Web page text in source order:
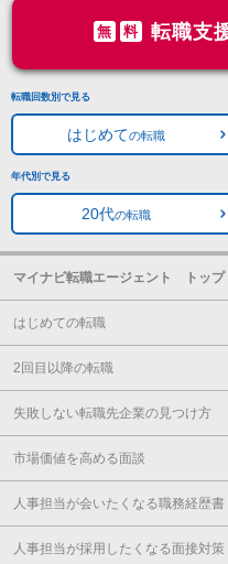
無 料 転職支
転職回数別で見る
はじめての転職
年代別で見る
20代の転職
マイナビ転職エージェント トップ
はじめての転職
2回目以降の転職
失敗しない転職先企業の見つけ方
市場価値を高める面談
人事担当が会いたくなる職務経歴書
人事担当が採用したくなる面接対策